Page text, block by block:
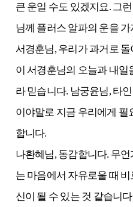
큰 운일 수도 있겠지요. 그
님께 플러스 알파의 운을
서경훈님, 우리가 과거로
이 서경훈님의 오늘과 내일
라 믿습니다. 남궁윤님, 타
이야말로 지금 우리에게
합니다.
나환혜님, 동감합니다. 무
는 마음에서 자유로울 때
신이 될 수 있는 것 같습니